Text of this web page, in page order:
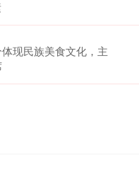
现民族美食文化，主